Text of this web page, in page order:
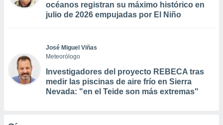
océanos registran su máximo histórico en
julio de 2026 empujadas por El Niño
José Miguel Viñas
Meteorólogo
Investigadores del proyecto REBECA tras
medir las piscinas de aire frío en Sierra
Nevada: "en el Teide son más extremas"